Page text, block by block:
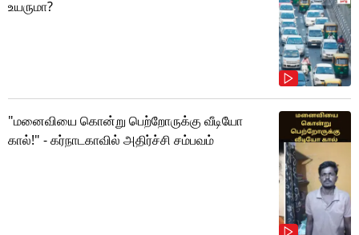
உயருமா?
"மனைவியை கொன்று பெற்றோருக்கு வீடியோ
கால்!" - கர்நாடகாவில் அதிர்ச்சி சம்பவம்